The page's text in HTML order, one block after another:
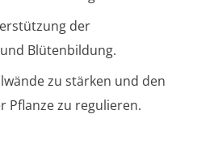
der
Blütenbildung.
zu stärken und den
Pflanze zu regulieren.